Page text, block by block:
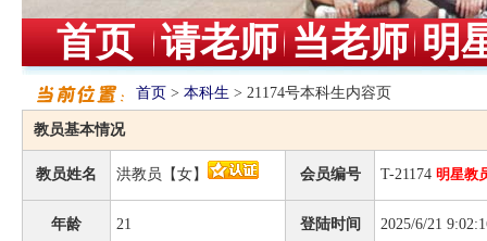
首页 请老师 当老师 明
首页 > 本科生 > 21174号本科生内容页
教员基本情况
教员姓名 洪教员【女】 会员编号 T-21174 明星教
年龄 21 登陆时间 2025/6/21